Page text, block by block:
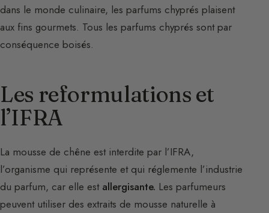
dans le monde culinaire, les parfums chyprés plaisent
aux fins gourmets. Tous les parfums chyprés sont par
conséquence boisés.
Les reformulations et
l’IFRA
La mousse de chêne est interdite par l’IFRA,
l’organisme qui représente et qui réglemente l’industrie
du parfum, car elle est allergisante. Les parfumeurs
peuvent utiliser des extraits de mousse naturelle à